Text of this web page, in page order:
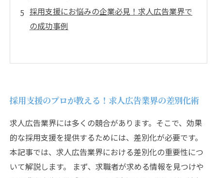
採用支援にお悩みの企業必見！求人広告業界で
の成功事例
採用支援のプロが教える！求人広告業界の差別化術
求人広告業界には多くの競合があります。そこで、効果
的な採用支援を提供するためには、差別化が必要です。
本記事では、求人広告業界における差別化の重要性につ
いて解説します。 まず、求職者が求める情報を見つけや